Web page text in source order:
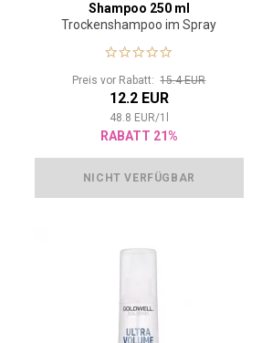
Shampoo 250 ml
Trockenshampoo im Spray
Preis vor Rabatt:15.4 EUR
12.2 EUR
48.8 EUR/1
RABATT 21%
NICHT VERFÜGBAR